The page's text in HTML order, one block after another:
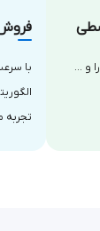
فروش
با
تجربه
و …